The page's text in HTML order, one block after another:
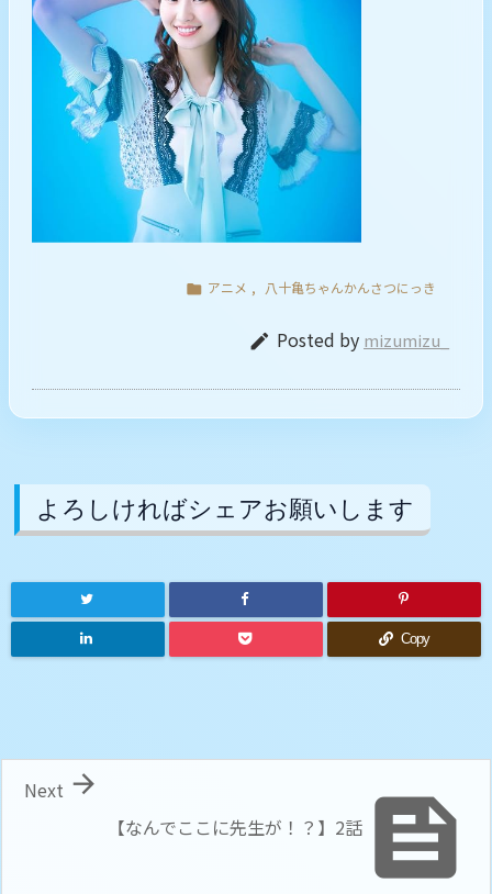
 アニメ , 八十亀ちゃんかんさつにっき
 Posted by mizumizu_
よろしければシェアお願いします
Copy

【なんでここに先生が！？】2話

Next